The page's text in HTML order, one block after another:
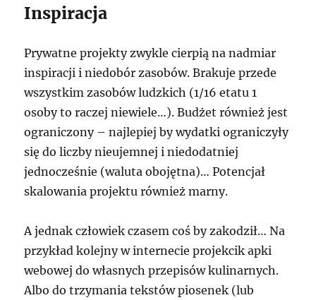
Inspiracja
Prywatne projekty zwykle cierpią na nadmiar
inspiracji i niedobór zasobów. Brakuje przede
wszystkim zasobów ludzkich (1/16 etatu 1
osoby to raczej niewiele…). Budżet również jest
ograniczony – najlepiej by wydatki ograniczyły
się do liczby nieujemnej i niedodatniej
jednocześnie (waluta obojętna)… Potencjał
skalowania projektu również marny.
A jednak człowiek czasem coś by zakodził… Na
przykład kolejny w internecie projekcik apki
webowej do własnych przepisów kulinarnych.
Albo do trzymania tekstów piosenek (lub